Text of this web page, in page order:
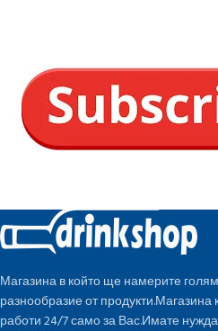
Магазина в който ще намерите
разнообразие от продукти.Магазина
работи 24/7 само за Вас.Имате